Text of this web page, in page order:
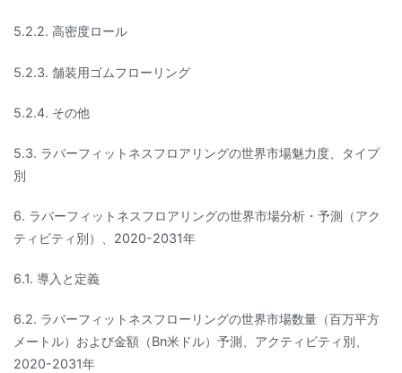
5.2.2. 高密度ロール
5.2.3. 舗装用ゴムフローリング
5.2.4. その他
5.3. ラバーフィットネスフロアリングの世界市場魅力度、タイプ
別
6. ラバーフィットネスフロアリングの世界市場分析・予測（アク
ティビティ別）、2020-2031年
6.1. 導入と定義
6.2. ラバーフィットネスフローリングの世界市場数量（百万平方
メートル）および金額（Bn米ドル）予測、アクティビティ別、
2020-2031年